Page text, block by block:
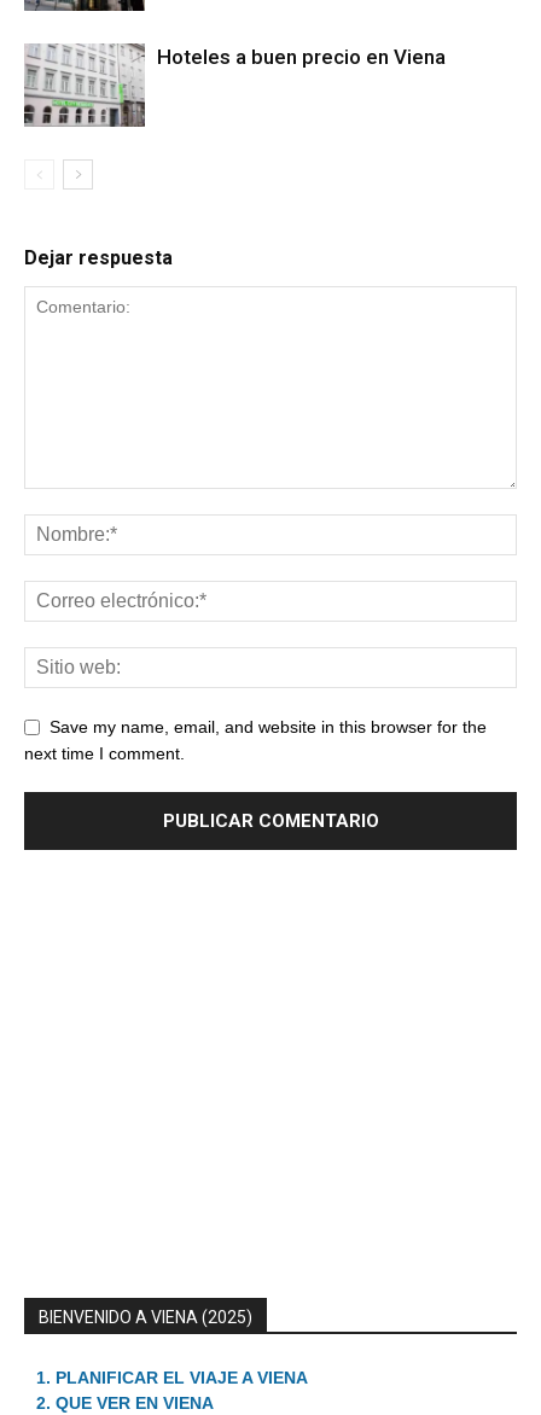
Hoteles a buen precio en Viena
Dejar respuesta
Save my name, email, and website in this browser for the
next time I comment.
BIENVENIDO A VIENA (2025)
1. PLANIFICAR EL VIAJE A VIENA
2. QUE VER EN VIENA